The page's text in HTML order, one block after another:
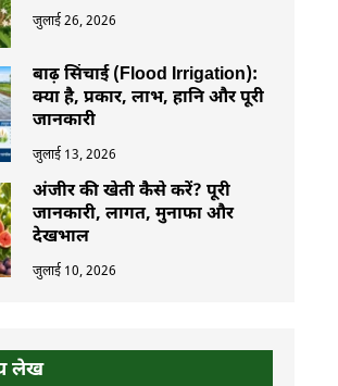
जुलाई 26, 2026
बाढ़ सिंचाई (Flood Irrigation):
क्या है, प्रकार, लाभ, हानि और पूरी
जानकारी
जुलाई 13, 2026
अंजीर की खेती कैसे करें? पूरी
जानकारी, लागत, मुनाफा और
देखभाल
जुलाई 10, 2026
लेख